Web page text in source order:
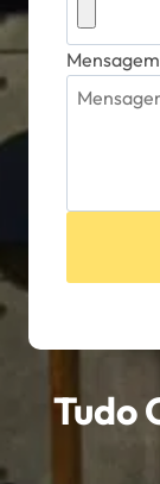
Mensagem
Tudo